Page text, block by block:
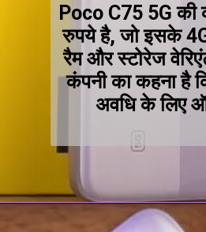
Poco C75 5G की
रुपये है, जो इसके
रैम और स्टोरेज
कंपनी का कहना है
अवधि के लिए